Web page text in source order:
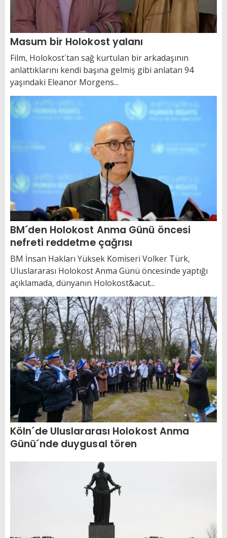
Masum bir Holokost yalanı
Film, Holokost´tan sağ kurtulan bir arkadaşının
anlattıklarını kendi başına gelmiş gibi anlatan 94
yaşındaki Eleanor Morgens...
BM´den Holokost Anma Günü öncesi
nefreti reddetme çağrısı
BM İnsan Hakları Yüksek Komiseri Volker Türk,
Uluslararası Holokost Anma Günü öncesinde yaptığı
açıklamada, dünyanın Holokost&acut...
Köln´de Uluslararası Holokost Anma
Günü´nde duygusal tören